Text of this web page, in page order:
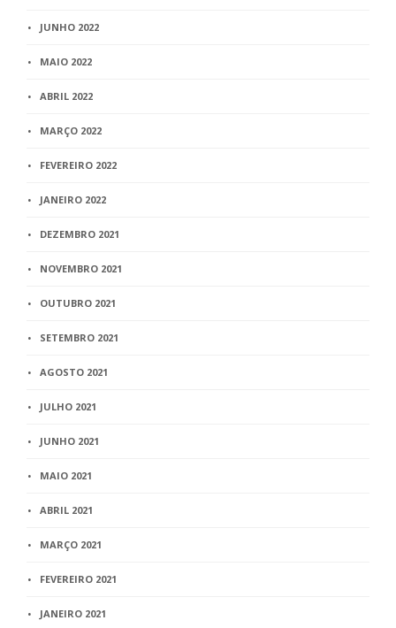
JUNHO 2022
MAIO 2022
ABRIL 2022
MARÇO 2022
FEVEREIRO 2022
JANEIRO 2022
DEZEMBRO 2021
NOVEMBRO 2021
OUTUBRO 2021
SETEMBRO 2021
AGOSTO 2021
JULHO 2021
JUNHO 2021
MAIO 2021
ABRIL 2021
MARÇO 2021
FEVEREIRO 2021
JANEIRO 2021